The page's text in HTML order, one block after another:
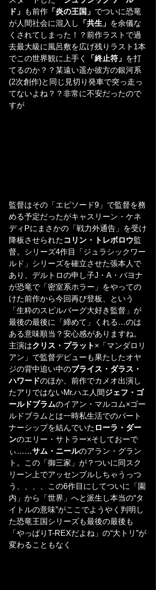
ド」
も前作 「炎の王国」 でついに恐竜
が人間社会に混入し
「共生」 を余儀な
くされてしまった！？前作ラストで過
去最大級に風呂敷を広げ残りラスト1本
でこの世界観に上手く
「終止符」 を打
てるのか？？某遠い遥か彼方の銀河系
(2次創作)と同じ見切り発車で突っ走っ
てないよね？？非常に不安だったので
すが
監督はその「エピソード9」で監督を務
める予定だったがキャスリーン・ケネ
ディPにまさかの「戦力外通告」を受け
降板させられた コリン・トレボロウ監
督。シリーズ4作目「ジュラシックワー
ルド」シリーズを確立させた張本人で
あり、デルトロの申し子J・A・バヨナ
が恐竜で「密室系ホラー」をやっての
けた前作から今回再び登板、という
「生粋のスピルバーグ大好き監督」が
最後の最後に「締めて」くれる…のは
ある意味順当？安心感がありますね。
主演はクリス・プラット ×「マンダロリ
アン」で監督デビューも果たしたオヤ
ジの背中追い中のブライス・ダラス・
ハワードのほか、前作でカメオ出演し
たアリではないMr.ハエ人間ジェフ・ゴ
ールドブラムのイアン・マルコム×ゴー
ルドブラムとは一時私生活でのパート
ナーシップを結んでいた ローラ・ダー
ンのエリー・サトラー×そしておーで
ぃ……サム・ニールのアラン・グラン
ト。この「御三家」が？ついに同スク
リーン上でアッセンブルしちゃうっつ
う、、、、この6作目にしてついに「園
内」から「世界」へと派生し本当の“タ
イトルの意味”がここでようやく判明し
た恐竜王国シリーズも最後の最後も
「やっぱりT-REXだよね」の“大トリ”が
変わることもなく